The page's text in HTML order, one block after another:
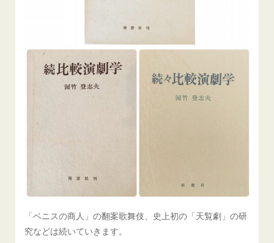
「ベニスの商人」の翻案歌舞伎、史上初の「天覧劇」の研
究などは続いていきます。